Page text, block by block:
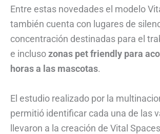
Entre estas novedades el modelo
también cuenta con lugares de
concentración destinadas para el
e inclusozonas pet friendly para
horas a las mascotas.
El estudio realizado por la
permitió identificar cada una de las
llevaron a la creación de Vital